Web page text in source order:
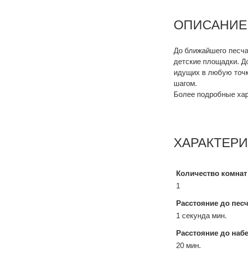
До ближайшего
детские площадки.
идущих в любую
шагом.
Более подробные
Количество комнат
1
Расстояние до
1 секунда мин.
Расстояние до
20 мин.